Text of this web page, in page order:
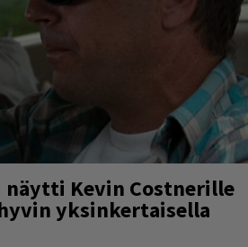
näytti Kevin Costnerille
yksinkertaisella